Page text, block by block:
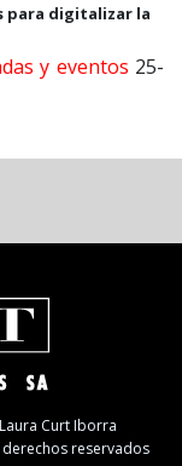
para digitalizar la
y eventos 25-
Curt Iborra
derechos reservados